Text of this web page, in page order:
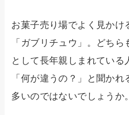
お菓子売り場でよく見かけ
「ガブリチュウ」。どち
として長年親しまれている
「何が違うの？」と聞か
多いのではないでしょうか。